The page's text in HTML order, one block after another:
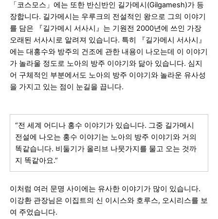
「코스모스」에는 또한 반신반인 길가메시(Gilgamesh)가 등
장합니다. 길가메시는 우루크의 전설적인 왕으로 그의 이야기
를 담은 『길가메시 서사시』는 기원전 2000년에 쓰인 가장
오래된 서사시로 알려져 있습니다. 특히 『길가메시 서사시』
에는 대홍수와 방주의 건조에 관한 내용이 나오는데 이 이야기
가 놀라울 정도로 노아의 방주 이야기와 닮아 있습니다. 심지
어 구체적인 부분에서도 노아의 방주 이야기와 놀라운 유사성
을 가지고 있는 점이 눈길을 끕니다.
“전 세계 어디나 홍수 이야기가 있습니다. 그중 길가메시
전설에 나오는 홍수 이야기는 노아의 방주 이야기와 거의
똑같습니다. 비둘기가 올리브 나뭇가지를 물고 오는 것까
지 똑같아요.”
이처럼 여러 문명 사이에는 유사한 이야기가 많이 있습니다.
이강환 관장님은 이집트의 신 이시스와 호루스, 오시리스를 보
여 주었습니다.